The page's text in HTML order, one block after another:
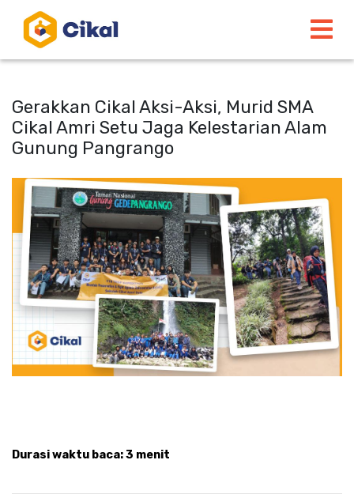
Gerakkan Cikal Aksi-Aksi, Murid SMA
Cikal Amri Setu Jaga Kelestarian Alam
Gunung Pangrango
Durasi waktu baca: 3 menit